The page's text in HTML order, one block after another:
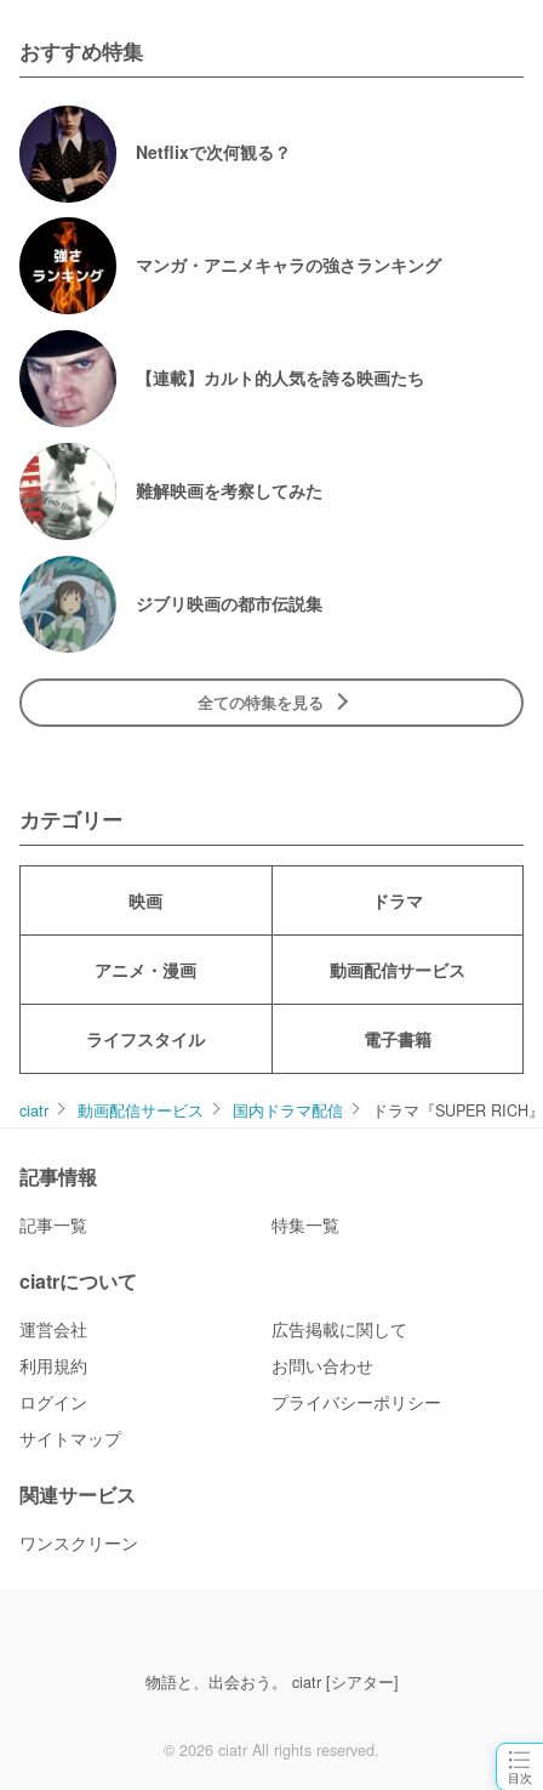
目次
おすすめ特集
Netflixで次何観る？
マンガ・アニメキャラの強さランキング
【連載】カルト的人気を誇る映画たち
難解映画を考察してみた
ジブリ映画の都市伝説集
全ての特集を見る
カテゴリー
映画 ドラマ
アニメ・漫画 動画配信サービス
ライフスタイル 電子書籍
ciatr 動画配信サービス 国内ドラマ配信 ドラマ『SUPER RICH
記事情報
記事一覧 特集一覧
ciatrについて
運営会社
広告掲載に関して
利用規約
お問い合わせ
ログイン
プライバシーポリシー
サイトマップ
関連サービス
ワンスクリーン
物語と、出会おう。 ciatr [シアター]
© 2026 ciatr All rights reserved.